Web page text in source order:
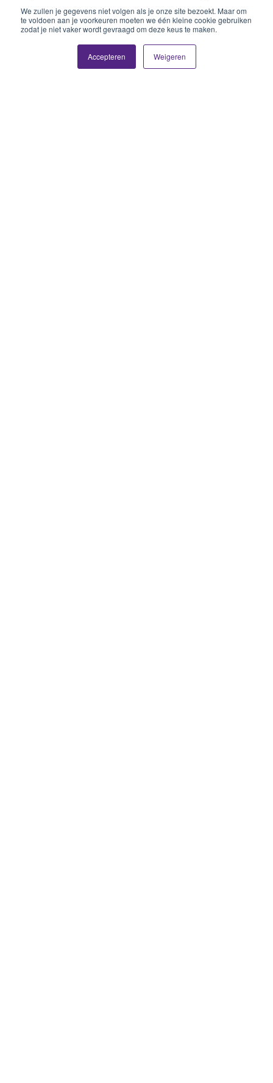
We zullen je gegevens niet volgen als je onze site bezoekt. Maar om
te voldoen aan je voorkeuren moeten we één kleine cookie gebruiken
zodat je niet vaker wordt gevraagd om deze keus te maken.
Accepteren Weigeren